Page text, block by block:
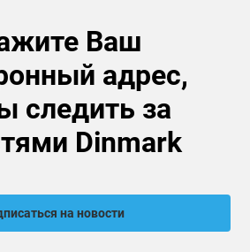
Ваш
адрес,
следить за
Dinmark
на новости